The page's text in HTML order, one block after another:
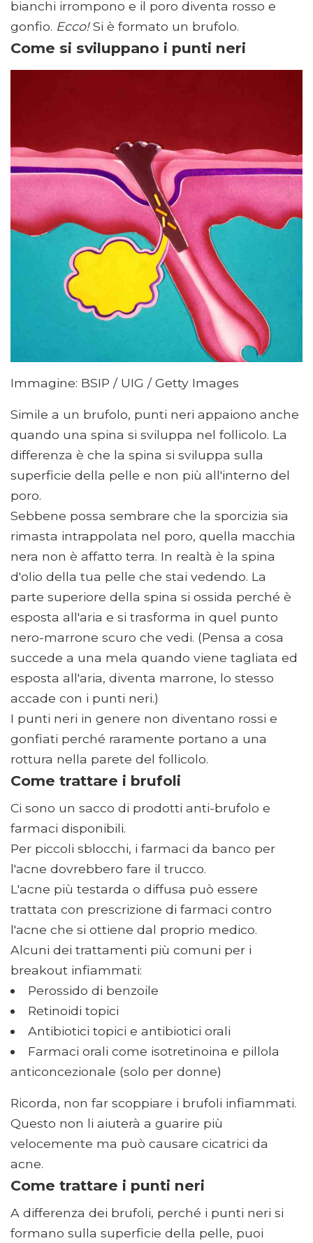
bianchi irrompono e il poro diventa rosso e
gonfio. Ecco!Si è formato un brufolo.
Come si sviluppano i punti neri
Immagine: BSIP / UIG / Getty Images
Simile a un brufolo, punti neri appaiono anche
quando una spina si sviluppa nel follicolo. La
differenza è che la spina si sviluppa sulla
superficie della pelle e non più all'interno del
poro.
Sebbene possa sembrare che la sporcizia sia
rimasta intrappolata nel poro, quella macchia
nera non è affatto terra. In realtà è la spina
d'olio della tua pelle che stai vedendo. La
parte superiore della spina si ossida perché è
esposta all'aria e si trasforma in quel punto
nero-marrone scuro che vedi. (Pensa a cosa
succede a una mela quando viene tagliata ed
esposta all'aria, diventa marrone, lo stesso
accade con i punti neri.)
I punti neri in genere non diventano rossi e
gonfiati perché raramente portano a una
rottura nella parete del follicolo.
Come trattare i brufoli
Ci sono un sacco di prodotti anti-brufolo e
farmaci disponibili.
Per piccoli sblocchi, i farmaci da banco per
l'acne dovrebbero fare il trucco.
L'acne più testarda o diffusa può essere
trattata con prescrizione di farmaci contro
l'acne che si ottiene dal proprio medico.
Alcuni dei trattamenti più comuni per i
breakout infiammati:
Perossido di benzoile
Retinoidi topici
Antibiotici topici e antibiotici orali
Farmaci orali come isotretinoina e pillola
anticoncezionale (solo per donne)
Ricorda, non far scoppiare i brufoli infiammati.
Questo non li aiuterà a guarire più
velocemente ma può causare cicatrici da
acne.
Come trattare i punti neri
A differenza dei brufoli, perché i punti neri si
formano sulla superficie della pelle, puoi